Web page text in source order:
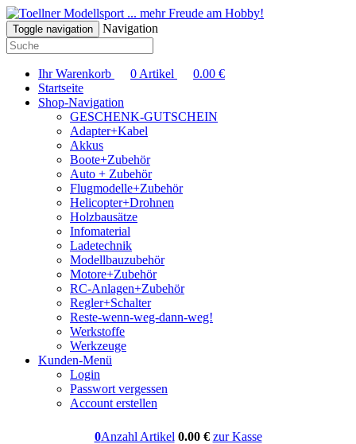
... mehr Freude am Hobby!
Toggle navigation Navigation
Ihr Warenkorb 0 Artikel 0.00 €
Startseite
Shop-Navigation
GESCHENK-GUTSCHEIN
Adapter+Kabel
Akkus
Boote+Zubehör
Auto + Zubehör
Flugmodelle+Zubehör
Helicopter+Drohnen
Holzbausätze
Infomaterial
Ladetechnik
Modellbauzubehör
Motore+Zubehör
RC-Anlagen+Zubehör
Regler+Schalter
Reste-wenn-weg-dann-weg!
Werkstoffe
Werkzeuge
Kunden-Menü
Login
Passwort vergessen
Account erstellen
0Anzahl Artikel 0.00€ zur Kasse